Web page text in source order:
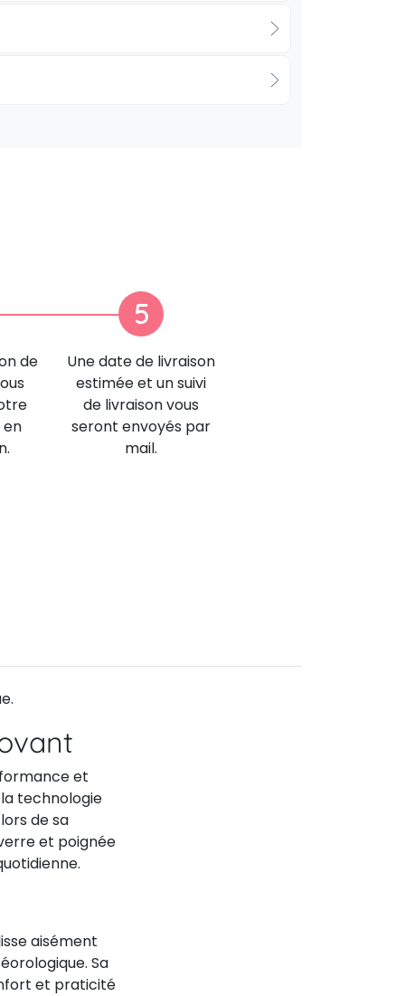
de
5
Une date de livraison
estimée et un suivi
de livraison vous
seront envoyés par
mail.
et
technologie
de sa
et poignée
aisément
Sa
et praticité